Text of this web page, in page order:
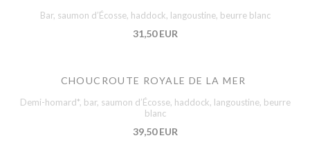
Bar, saumon d’Écosse, haddock, langoustine, beurre blanc
31,50 EUR
CHOUCROUTE ROYALE DE LA MER
Demi-homard*, bar, saumon d’Écosse, haddock, langoustine, beurre
blanc
39,50 EUR